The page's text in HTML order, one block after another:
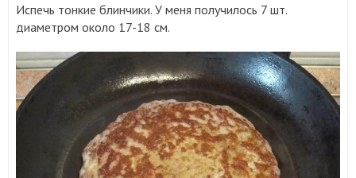
Испечь тонкие блинчики. У меня получилось 7 шт.
диаметром около 17-18 см.